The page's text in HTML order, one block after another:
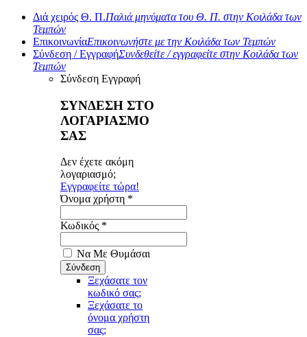
Διά χειρός Θ. Π.Παλιά μηνύματα του Θ. Π. στην Κοιλάδα των
Τεμπών
ΕπικοινωνίαΕπικοινωνήστε με την Κοιλάδα των Τεμπών
Σύνδεση / ΕγγραφήΣυνδεθείτε / εγγραφείτε στην Κοιλάδα των
Τεμπών
Σύνδεση Εγγραφή
ΣΥΝΔΕΣΗ ΣΤΟ
ΛΟΓΑΡΙΑΣΜΟ
ΣΑΣ
Δεν έχετε ακόμη
λογαριασμό;
Εγγραφείτε τώρα!
Όνομα χρήστη *
Κωδικός *
Να Με Θυμάσαι
Ξεχάσατε τον
κωδικό σας;
Ξεχάσατε το
όνομα χρήστη
σας;